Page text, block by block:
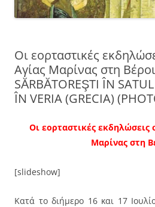
Οι εορταστικές
Αγίας Μαρίνας στη
SĂRBĂTOREŞTI ÎN
ÎN VERIA (GRECIA)
Οι εορταστικές εκδηλώσεις
Μαρίνας στη
[slideshow]
Κατά το διήμερο 16 και 17